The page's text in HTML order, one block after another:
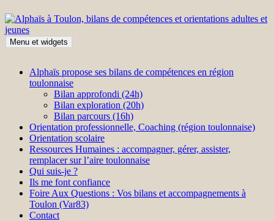
au
contenu
Alphaïs à Toulon, bilans de compétences et orientations adultes et
Accompagne votre réussite
Menu et widgets
Alphaïs propose ses bilans de compétences en région
toulonnaise
Bilan approfondi (24h)
Bilan exploration (20h)
Bilan parcours (16h)
Orientation professionnelle, Coaching (région toulonnaise)
Orientation scolaire
Ressources Humaines : accompagner, gérer, assister,
remplacer sur l’aire toulonnaise
Qui suis-je ?
Ils me font confiance
Foire Aux Questions : Vos bilans et accompagnements à
Toulon (Var83)
Contact